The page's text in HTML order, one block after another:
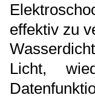
effektiv zu
Licht,